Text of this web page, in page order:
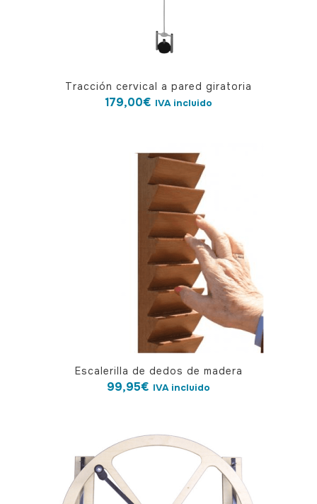
Tracción cervical a pared giratoria
179,00€ IVA incluido
Escalerilla de dedos de madera
99,95€ IVA incluido